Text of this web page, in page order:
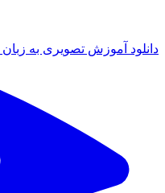
دانلود آموزش تصویری به